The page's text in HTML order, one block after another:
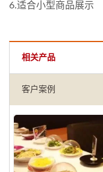
6.适合小型商品展示
相关产品
客户案例